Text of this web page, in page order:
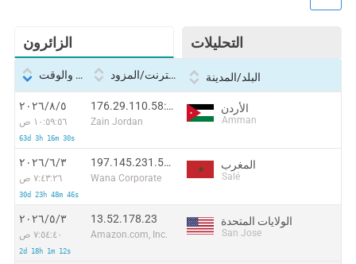
الزائرون التحليلات
التاريخ والوقت بروتوكول الإنترنت/المزود البلد/المدينة
٥‏/٨‏/٢٠٢٦
١٠:٥٩:٥٦ ص
63d 3h 16m 30s
176.29.110.58:13572
Zain Jordan
الأردن
Amman
٣‏/٦‏/٢٠٢٦
٧:٤٣:٢٦ ص
30d 23h 48m 46s
197.145.231.58:59956
Wana Corporate
المغرب
Salé
٣‏/٥‏/٢٠٢٦
٧:٥٤:٤٠ ص
2d 18h 1m 12s
13.52.178.23
Amazon.com, Inc.
الولايات المتحدة
San Jose